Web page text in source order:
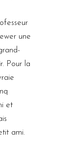
une
Pour la
et
ami.